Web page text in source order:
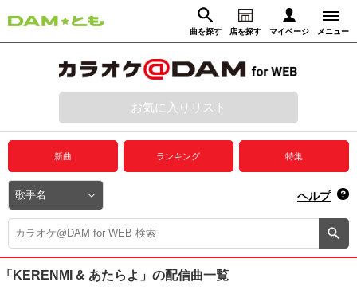
曲を探す 店を探す マイページ メニュー
動画からさがす 録音からさがす
ログイン
プレミアムサービス
DAM★とも動画
DAM★とも録音
カラオケ＠DAM
お気に入りリスト
新曲 ランキング 特集
ヘルプ
「KERENMI & あたらよ」 の配信曲一覧